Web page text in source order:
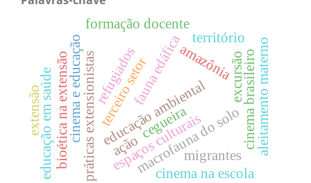
espaços culturais
práticas extensionistas amazônia
macrofauna do solo
fauna edáfica
educação ambiental
cinema e educação
cinema na escola
cinema brasileiro
formação docente
terceiro setor
território
bioética na extensão aleitamento materno
educação em saúde refugiados
migrantes
cegueira
ação
extensão
excursão